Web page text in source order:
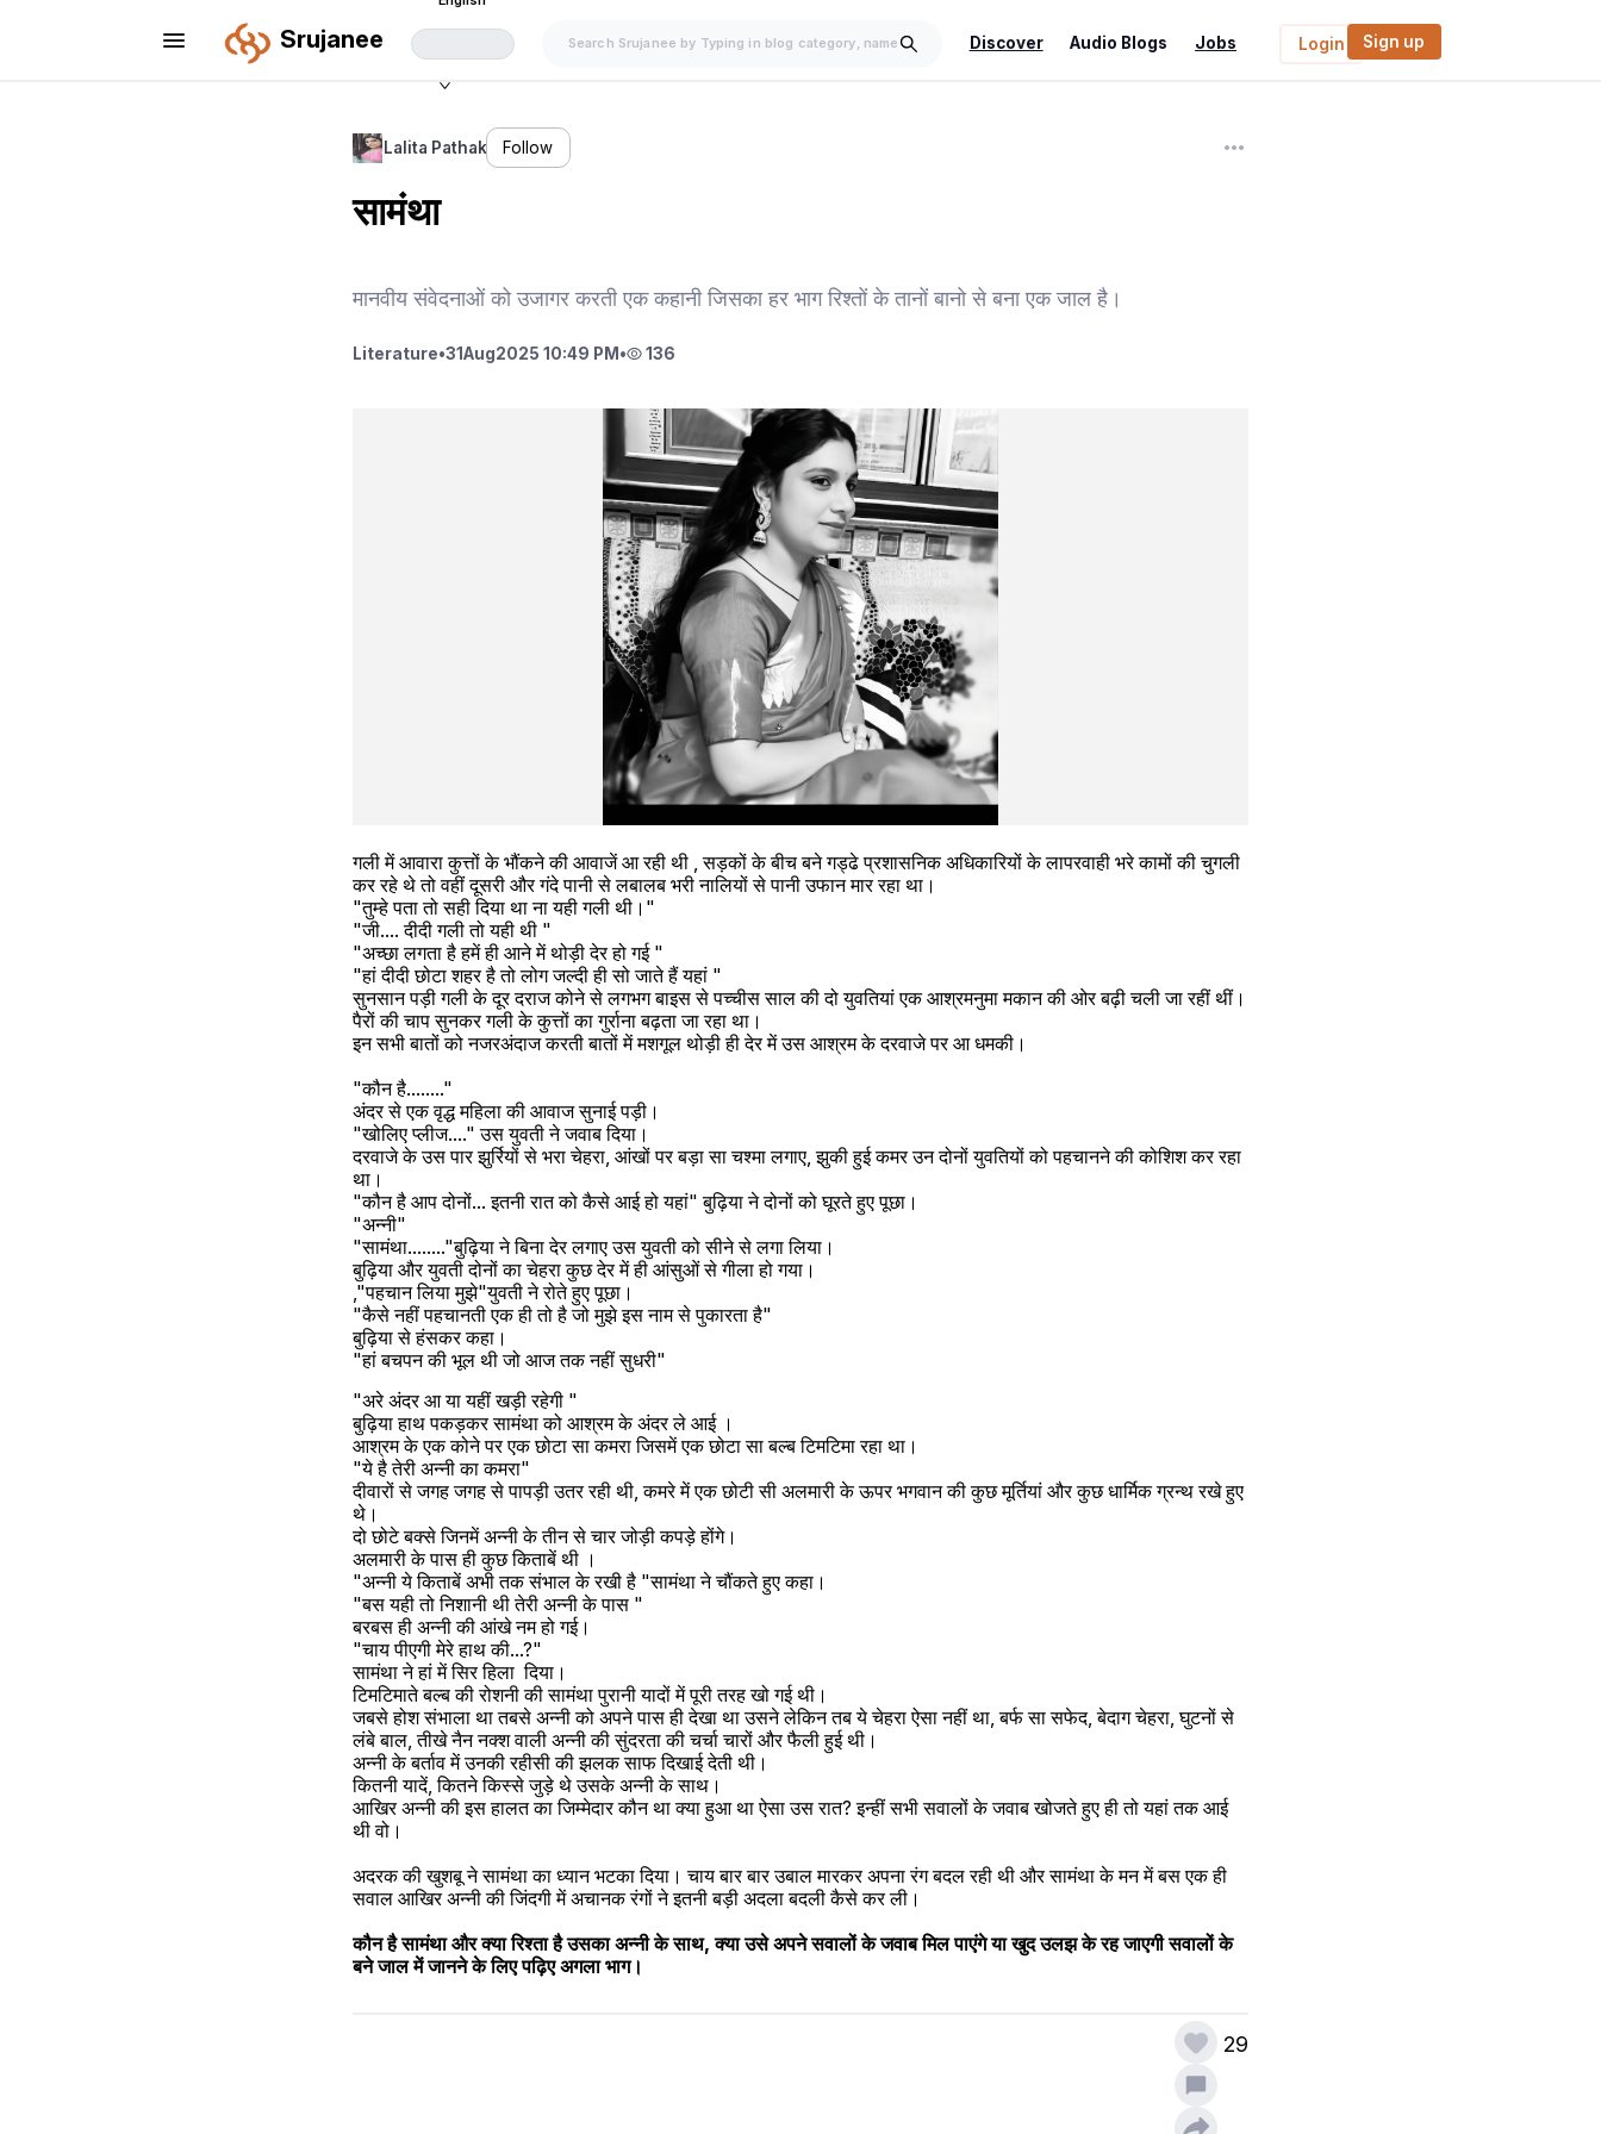
Srujanee Discover Audio Blogs Jobs Login Sign up
Lalita Pathak Follow
सामंथा
मानवीय संवेदनाओं को उजागर करती एक कहानी जिसका हर भाग रिश्तों के तानों बानो से बना एक जाल है।
Literature•31Aug2025 10:49 PM • 136
गली में आवारा कुत्तों के भौंकने की आवाजें आ रही थी , सड़कों के बीच बने गड्ढे प्रशासनिक अधिकारियों के लापरवाही भरे कामों की चुगली
कर रहे थे तो वहीं दूसरी और गंदे पानी से लबालब भरी नालियों से पानी उफान मार रहा था।
"तुम्हे पता तो सही दिया था ना यही गली थी।"
"जी.... दीदी गली तो यही थी "
"अच्छा लगता है हमें ही आने में थोड़ी देर हो गई "
"हां दीदी छोटा शहर है तो लोग जल्दी ही सो जाते हैं यहां "
सुनसान पड़ी गली के दूर दराज कोने से लगभग बाइस से पच्चीस साल की दो युवतियां एक आश्रमनुमा मकान की ओर बढ़ी चली जा रहीं थीं।
पैरों की चाप सुनकर गली के कुत्तों का गुर्राना बढ़ता जा रहा था।
इन सभी बातों को नजरअंदाज करती बातों में मशगूल थोड़ी ही देर में उस आश्रम के दरवाजे पर आ धमकी।
"कौन है........"
अंदर से एक वृद्ध महिला की आवाज सुनाई पड़ी।
"खोलिए प्लीज...." उस युवती ने जवाब दिया।
दरवाजे के उस पार झुर्रियों से भरा चेहरा, आंखों पर बड़ा सा चश्मा लगाए, झुकी हुई कमर उन दोनों युवतियों को पहचानने की कोशिश कर रहा
था।
"कौन है आप दोनों... इतनी रात को कैसे आई हो यहां" बुढ़िया ने दोनों को घूरते हुए पूछा।
"अन्नी"
"सामंथा........"बुढ़िया ने बिना देर लगाए उस युवती को सीने से लगा लिया।
बुढ़िया और युवती दोनों का चेहरा कुछ देर में ही आंसुओं से गीला हो गया।
,"पहचान लिया मुझे"युवती ने रोते हुए पूछा।
"कैसे नहीं पहचानती एक ही तो है जो मुझे इस नाम से पुकारता है"
बुढ़िया से हंसकर कहा।
"हां बचपन की भूल थी जो आज तक नहीं सुधरी"
"अरे अंदर आ या यहीं खड़ी रहेगी "
बुढ़िया हाथ पकड़कर सामंथा को आश्रम के अंदर ले आई ।
आश्रम के एक कोने पर एक छोटा सा कमरा जिसमें एक छोटा सा बल्ब टिमटिमा रहा था।
"ये है तेरी अन्नी का कमरा"
दीवारों से जगह जगह से पापड़ी उतर रही थी, कमरे में एक छोटी सी अलमारी के ऊपर भगवान की कुछ मूर्तियां और कुछ धार्मिक ग्रन्थ रखे हुए
थे।
दो छोटे बक्से जिनमें अन्नी के तीन से चार जोड़ी कपड़े होंगे।
अलमारी के पास ही कुछ किताबें थी ।
"अन्नी ये किताबें अभी तक संभाल के रखी है "सामंथा ने चौंकते हुए कहा।
"बस यही तो निशानी थी तेरी अन्नी के पास "
बरबस ही अन्नी की आंखे नम हो गई।
"चाय पीएगी मेरे हाथ की...?"
सामंथा ने हां में सिर हिला  दिया।
टिमटिमाते बल्ब की रोशनी की सामंथा पुरानी यादों में पूरी तरह खो गई थी।
जबसे होश संभाला था तबसे अन्नी को अपने पास ही देखा था उसने लेकिन तब ये चेहरा ऐसा नहीं था, बर्फ सा सफेद, बेदाग चेहरा, घुटनों से
लंबे बाल, तीखे नैन नक्श वाली अन्नी की सुंदरता की चर्चा चारों और फैली हुई थी।
अन्नी के बर्ताव में उनकी रहीसी की झलक साफ दिखाई देती थी।
कितनी यादें, कितने किस्से जुड़े थे उसके अन्नी के साथ।
आखिर अन्नी की इस हालत का जिम्मेदार कौन था क्या हुआ था ऐसा उस रात? इन्हीं सभी सवालों के जवाब खोजते हुए ही तो यहां तक आई
थी वो।
अदरक की खुशबू ने सामंथा का ध्यान भटका दिया। चाय बार बार उबाल मारकर अपना रंग बदल रही थी और सामंथा के मन में बस एक ही
सवाल आखिर अन्नी की जिंदगी में अचानक रंगों ने इतनी बड़ी अदला बदली कैसे कर ली।
कौन है सामंथा और क्या रिश्ता है उसका अन्नी के साथ, क्या उसे अपने सवालों के जवाब मिल पाएंगे या खुद उलझ के रह जाएगी सवालों के
बने जाल में जानने के लिए पढ़िए अगला भाग।
29